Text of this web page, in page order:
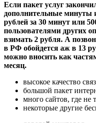
Если пакет услуг
дополнительные минуты
рублей за 30 минут или
пользователями других
взимать 2 рубля. А
в РФ обойдется аж в 13
можно вносить как
месяц.
высокое качество
большой пакет
много сайтов, где не
некоторые другие